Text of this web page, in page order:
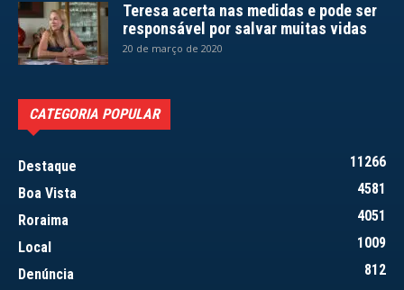
Teresa acerta nas medidas e pode ser
responsável por salvar muitas vidas
20 de março de 2020
CATEGORIA POPULAR
Destaque
11266
Boa Vista
4581
Roraima
4051
Local
1009
Denúncia
812